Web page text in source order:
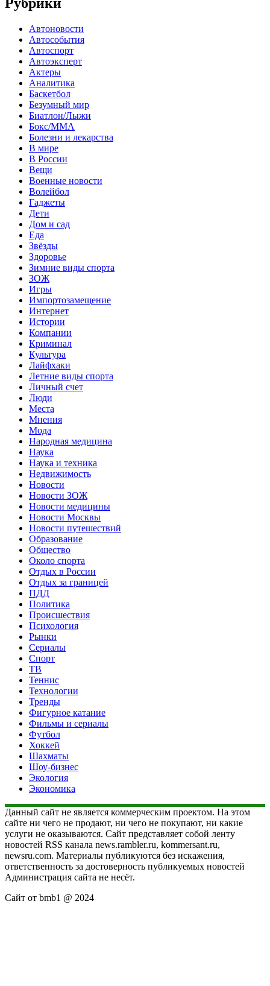
Автоновости
Автособытия
Автоспорт
Автоэксперт
Актеры
Аналитика
Баскетбол
Безумный мир
Биатлон/Лыжи
Бокс/MMA
Болезни и лекарства
В мире
В России
Вещи
Военные новости
Волейбол
Гаджеты
Дети
Дом и сад
Еда
Звёзды
Здоровье
Зимние виды спорта
ЗОЖ
Игры
Импортозамещение
Интернет
Истории
Компании
Криминал
Культура
Лайфхаки
Летние виды спорта
Личный счет
Люди
Места
Мнения
Мода
Народная медицина
Наука
Наука и техника
Недвижимость
Новости
Новости ЗОЖ
Новости медицины
Новости Москвы
Новости путешествий
Образование
Общество
Около спорта
Отдых в России
Отдых за границей
ПДД
Политика
Происшествия
Психология
Рынки
Сериалы
Спорт
ТВ
Теннис
Технологии
Тренды
Фигурное катание
Фильмы и сериалы
Футбол
Хоккей
Шахматы
Шоу-бизнес
Экология
Экономика
Данный сайт не является коммерческим проектом. На этом
сайте ни чего не продают, ни чего не покупают, ни какие
услуги не оказываются. Сайт представляет собой ленту
новостей RSS канала news.rambler.ru, kommersant.ru,
newsru.com. Материалы публикуются без искажения,
ответственность за достоверность публикуемых новостей
Администрация сайта не несёт.
Сайт от bmb1 @ 2024